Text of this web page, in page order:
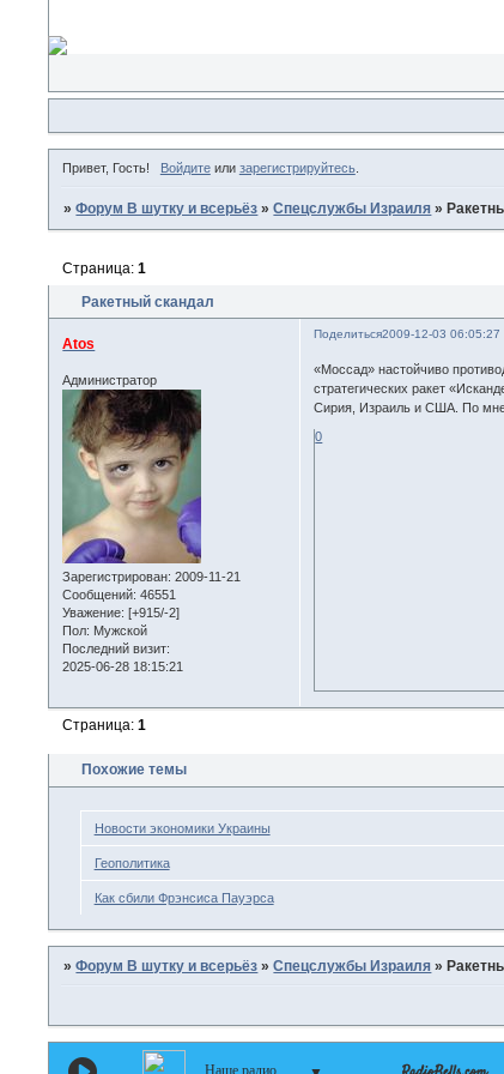
Привет, Гость! Войдитеили зарегистрируйтесь.
»Форум В шутку и всерьёз »Спецслужбы Израиля »
Ракетный скандал
Страница:1
Поделиться2009-12-03 06:05:27
Atos
Администратор
Зарегистрирован: 2009-11-21
Сообщений: 46551
Уважение: [+915/-2]
Пол: Мужской
Последний визит:
2025-06-28 18:15:21
«Моссад» настойчиво
стратегических ракет
Сирия, Израиль и США. По
0
Страница:1
Похожие темы
Новости экономики Украины
Геополитика
Как сбили Фрэнсиса Пауэрса
»Форум В шутку и всерьёз »Спецслужбы Израиля »
Наше радио